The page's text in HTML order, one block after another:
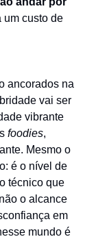
um custo de
ancorados na
vai ser
vibrante
foodies,
Mesmo o
é o nível de
técnico que
o alcance
em
mundo é